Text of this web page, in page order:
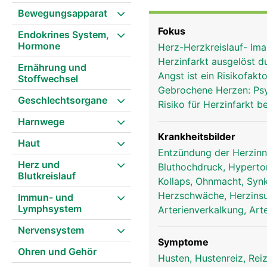
Bewegungsapparat
Endokrines System,
Hormone
Ernährung und
Stoffwechsel
Geschlechtsorgane
Harnwege
Haut
Herz und
Blutkreislauf
Immun- und
Lymphsystem
Nervensystem
Ohren und Gehör
und geschützt vom
wird von einem
Mechanisch betrachtet
schlagen, aber durch
einer rechten und
einer grösseren
in die richtige Richtung
eines zwischen der
zwischen der linken
dass das Blut nur in
spezielles
Herzschlag besteht
Vorhöfe zusammen
die Vorhöfe erneut mit
und Nährstoffen
Fokus
Herz-Herzkreislauf-
Herzinfarkt ausgelöst
Angst ist ein
Gebrochene Herzen:
Risiko für Herzinfarkt
Krankheitsbilder
Entzündung der
Bluthochdruck,
Kollaps, Ohnmacht,
Herzschwäche,
Arterienverkalkung,
Symptome
Husten, Hustenreiz,